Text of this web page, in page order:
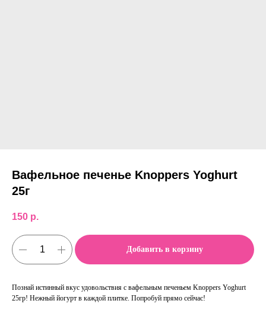
Вафельное печенье Knoppers Yoghurt
25г
150 р.
Добавить в корзину
Познай истинный вкус удовольствия с вафельным печеньем Knoppers Yoghurt
25гр! Нежный йогурт в каждой плитке. Попробуй прямо сейчас!